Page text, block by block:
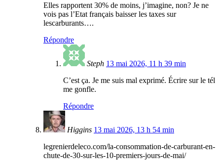
Elles rapportent 30% de moins, j’imagine, non? Je ne
vois pas l’Etat français baisser les taxes sur
lescarburants….
Répondre
Steph 13 mai 2026, 11 h 39 min
C’est ça. Je me suis mal exprimé. Écrire sur le tél
me gonfle.
Répondre
Higgins 13 mai 2026, 13 h 54 min
legrenierdeleco.com/la-consommation-de-carburant-en-
chute-de-30-sur-les-10-premiers-jours-de-mai/